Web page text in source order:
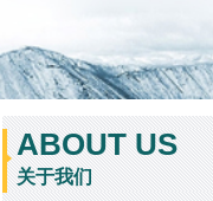
ABOUT US
关于我们